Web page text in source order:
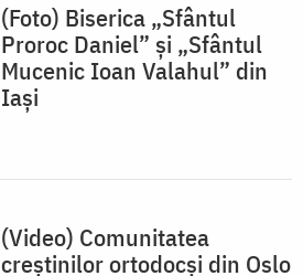
(Foto) Biserica „Sfântul
Proroc Daniel” și „Sfântul
Mucenic Ioan Valahul” din
Iași
(Video) Comunitatea
creștinilor ortodocși din Oslo